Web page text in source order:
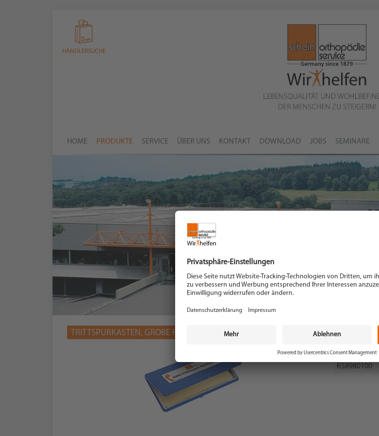
HÄNDLERSUCHE
HOME PRODUKTE SERVICE ÜBER UNS KONTAKT DOWNLOAD JOBS SEMINARE
TRITTSPURKASTEN, GROBE RASTERMATTE
Artikel-Nr.
R58980100